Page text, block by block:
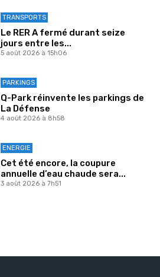
TRANSPORTS
Le RER A fermé durant seize
jours entre les...
5 août 2026 à 15h06
PARKINGS
Q-Park réinvente les parkings de
La Défense
4 août 2026 à 8h58
ENERGIE
Cet été encore, la coupure
annuelle d’eau chaude sera...
3 août 2026 à 7h51